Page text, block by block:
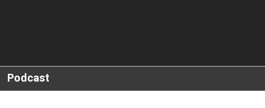
Podcast